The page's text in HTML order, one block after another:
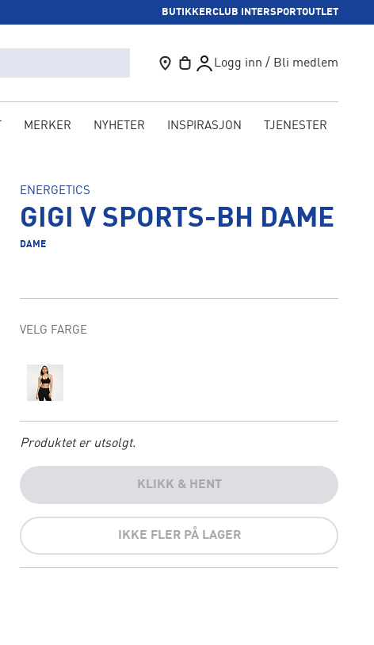
BUTIKKERCLUB INTERSPORTOUTLET
Logg inn / Bli medlem
MERKER NYHETER INSPIRASJON TJENESTER
ENERGETICS
GIGI V SPORTS-BH DAME
DAME
VELG FARGE
Produktet er utsolgt.
KLIKK & HENT
IKKE FLER PÅ LAGER